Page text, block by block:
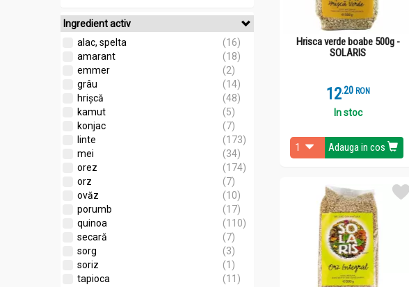
Ingredient activ
alac, spelta
(16)
amarant
(18)
emmer
(2)
grâu
(14)
hrișcă
(48)
kamut
(5)
konjac
(7)
linte
(173)
mei
(34)
orez
(174)
orz
(7)
ovăz
(10)
porumb
(17)
quinoa
(110)
secară
(7)
sorg
(3)
soriz
(1)
tapioca
(11)
Hrisca verde boabe 500g -
SOLARIS
12.2 RON
In stoc
Adauga in cos